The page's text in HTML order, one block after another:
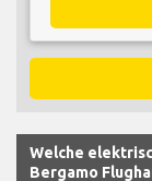
Welche
Bergamo